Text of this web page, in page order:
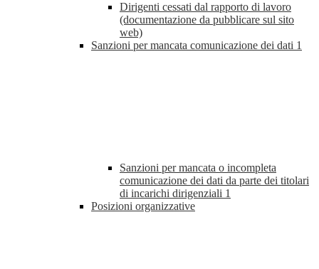
Dirigenti cessati dal rapporto di lavoro
(documentazione da pubblicare sul sito
web)
Sanzioni per mancata comunicazione dei dati 1
Sanzioni per mancata o incompleta
comunicazione dei dati da parte dei titolari
di incarichi dirigenziali 1
Posizioni organizzative